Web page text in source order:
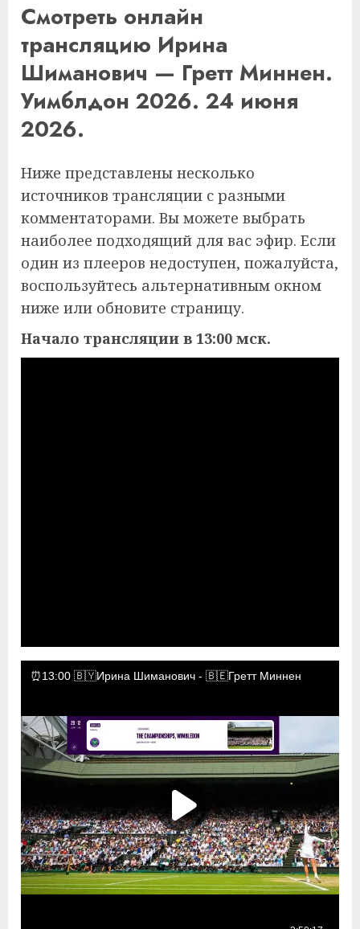
Смотреть онлайн
трансляцию Ирина
Шиманович — Гретт Миннен.
Уимблдон 2026. 24 июня
2026.
Ниже представлены несколько
источников трансляции с разными
комментаторами. Вы можете выбрать
наиболее подходящий для вас эфир. Если
один из плееров недоступен, пожалуйста,
воспользуйтесь альтернативным окном
ниже или обновите страницу.
Начало трансляции в 13:00 мск.